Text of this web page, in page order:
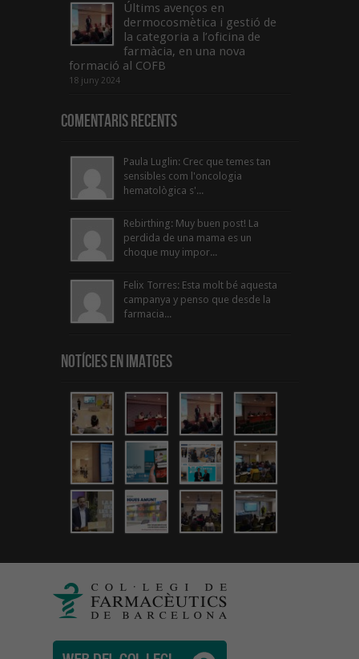
Últims avenços en
dermocosmètica i gestió de
la categoria a l’oficina de
farmàcia, en una nova
formació al COFB
18 juny 2024
Comentaris Recents
Paula Luglin: Crec que temes tan
sensibles com l'oncologia
hematològica s'...
Rebirthing: Muy buen post! La
perdida de una mama es un
choque muy impor...
Felix Torres: Esta molt bé aquesta
campanya y penso que desde la
farmacia...
Notícies en Imatges